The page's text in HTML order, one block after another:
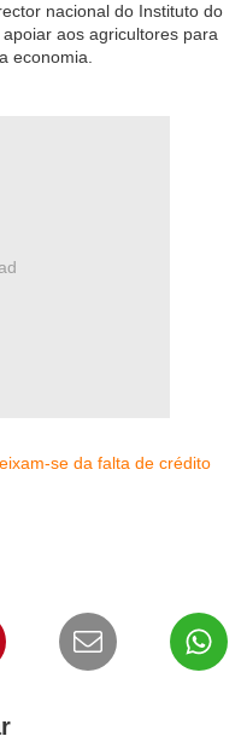
nacional do Instituto do
aos agricultores para
economia.